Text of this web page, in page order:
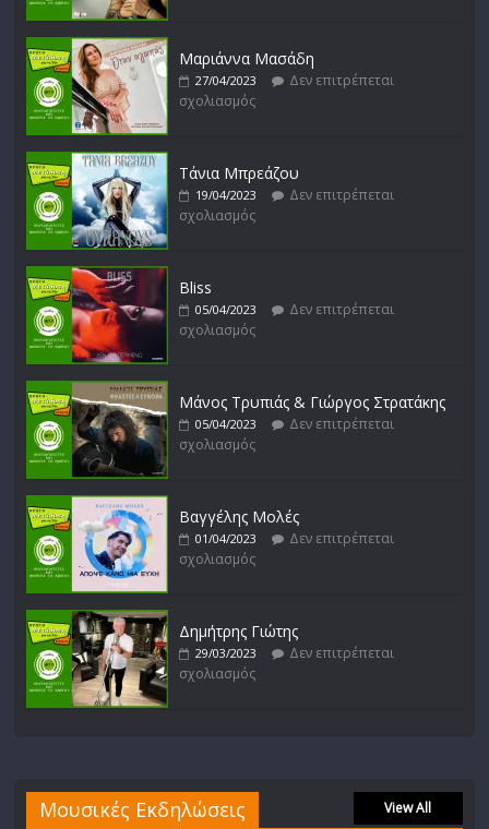
σχολιασμός
σχολιασμός
Μαριάννα Μασάδη
27/04/2023
Δεν επιτρέπεται
σχολιασμός
Τάνια Μπρεάζου
19/04/2023
Δεν επιτρέπεται
σχολιασμός
Bliss
05/04/2023
Δεν επιτρέπεται
σχολιασμός
Μάνος Τρυπιάς & Γιώργος Στρατάκης
05/04/2023
Δεν επιτρέπεται
σχολιασμός
Βαγγέλης Μολές
01/04/2023
Δεν επιτρέπεται
σχολιασμός
Δημήτρης Γιώτης
29/03/2023
Δεν επιτρέπεται
σχολιασμός
Μουσικές Εκδηλώσεις View All